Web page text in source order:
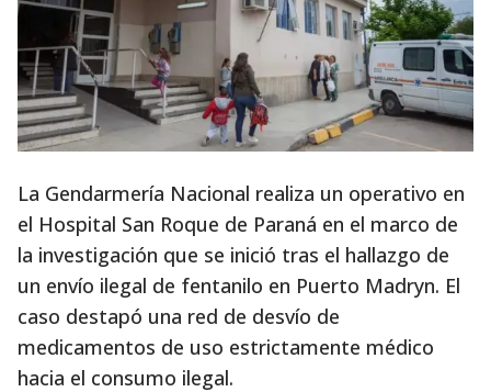
La Gendarmería Nacional realiza un operativo en
el Hospital San Roque de Paraná en el marco de
la investigación que se inició tras el hallazgo de
un envío ilegal de fentanilo en Puerto Madryn. El
caso destapó una red de desvío de
medicamentos de uso estrictamente médico
hacia el consumo ilegal.